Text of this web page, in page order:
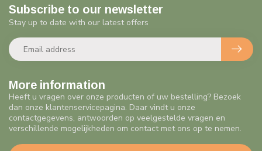
More information
Heeft u vragen over onze producten of uw bestelling? Bezoek
dan onze klantenservicepagina. Daar vindt u onze
contactgegevens, antwoorden op veelgestelde vragen en
verschillende mogelijkheden om contact met ons op te nemen.
Subscribe to our newsletter
Stay up to date with our latest offers